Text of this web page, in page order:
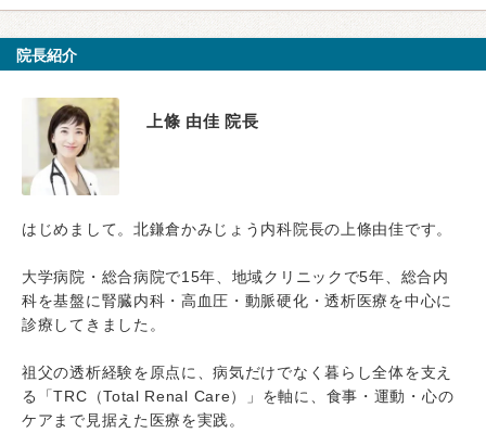
院長紹介
上條 由佳 院長
はじめまして。北鎌倉かみじょう内科院長の上條由佳です。
大学病院・総合病院で15年、地域クリニックで5年、総合内
科を基盤に腎臓内科・高血圧・動脈硬化・透析医療を中心に
診療してきました。
祖父の透析経験を原点に、病気だけでなく暮らし全体を支え
る「TRC（Total Renal Care）」を軸に、食事・運動・心の
ケアまで見据えた医療を実践。